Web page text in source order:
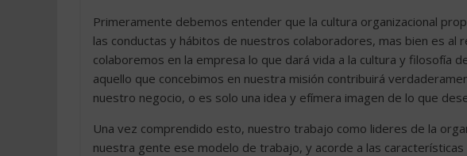
Primeramente debemos entender que la cultura organizacional
las conductas y hábitos de nuestros colaboradores, mas bien es al
colaboremos en la empresa lo que dará vida a la cultura y filosofía
aquello que concebimos en nuestra misión contribuirá
nuestro negocio, o es solo una idea y efímera imagen de lo que
Una vez comprendido esto, nuestro trabajo como lideres de la
nuestra gente ese modelo de trabajo, y acorde a las